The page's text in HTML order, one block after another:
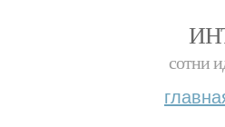
сотни